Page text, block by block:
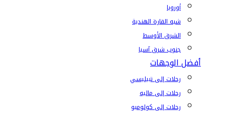
أوروبا
شبه القارة الهندية
الشرق الأوسط
جنوب شرق آسيا
أفضل الوجهات
رحلات إلى تبيليسي
رحلات إلى ماليه
رحلات إلى كولومبو